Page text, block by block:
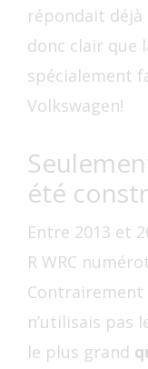
répondait déjà
donc clair que
spécialement
Volkswagen!
été
Entre 2013 et
R WRC
Contrairement
n’utilisais pas
le plus grand